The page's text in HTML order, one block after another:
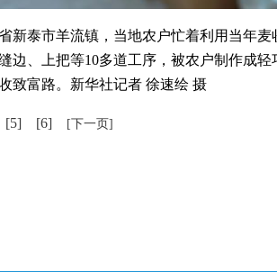
泰市羊流镇，当地农户忙着利用当年麦
边、上把等10多道工序，被农户制作成
致富路。新华社记者 徐速绘 摄
[5] [6] [下一页]